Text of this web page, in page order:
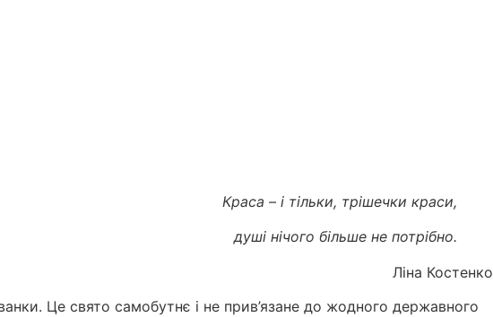
Краса – і тільки, трішечки краси,
душі нічого більше не потрібно.
Ліна Костенко
Це свято самобутнє і не прив’язане до жодного державного